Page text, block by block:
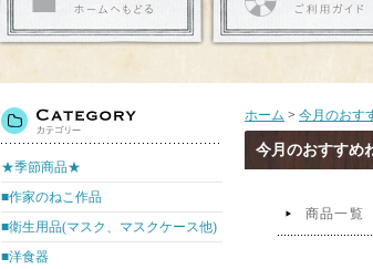
★季節商品★
■作家のねこ作品
■衛生用品(マスク、マスクケース他)
■洋食器
ホーム > 今月のおす
今月のおすすめ
商品一覧